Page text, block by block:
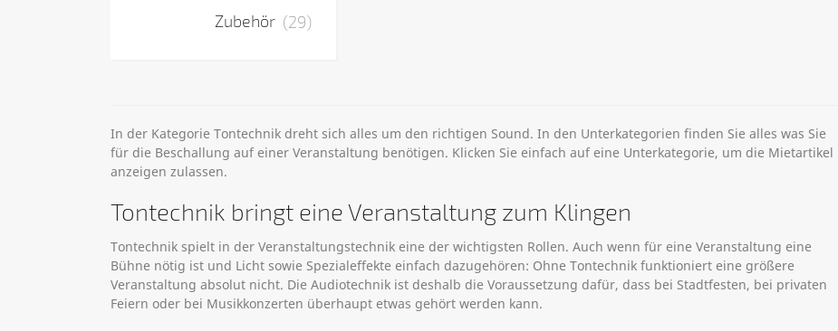
Zubehör (29)
In der Kategorie Tontechnik dreht sich alles um den richtigen Sound. In den Unterkategorien finden Sie alles was Sie
für die Beschallung auf einer Veranstaltung benötigen. Klicken Sie einfach auf eine Unterkategorie, um die Mietartikel
anzeigen zulassen.
Tontechnik bringt eine Veranstaltung zum Klingen
Tontechnik spielt in der Veranstaltungstechnik eine der wichtigsten Rollen. Auch wenn für eine Veranstaltung eine
Bühne nötig ist und Licht sowie Spezialeffekte einfach dazugehören: Ohne Tontechnik funktioniert eine größere
Veranstaltung absolut nicht. Die Audiotechnik ist deshalb die Voraussetzung dafür, dass bei Stadtfesten, bei privaten
Feiern oder bei Musikkonzerten überhaupt etwas gehört werden kann.